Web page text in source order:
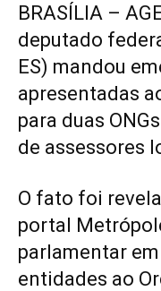
BRASÍLIA –
deputado
ES) mandou
apresentadas
para duas
de assessores
O fato foi
portal
parlamentar
entidades ao